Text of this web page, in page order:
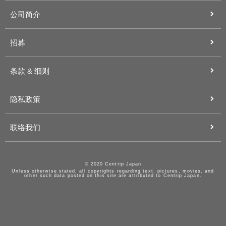
公司简介
招募
条款 & 细则
隐私政策
联络我们
© 2020 Centrip Japan
Unless otherwise stated, all copyrights regarding text, pictures, movies, and
other such data posted on this site are attributed to Centrip Japan.